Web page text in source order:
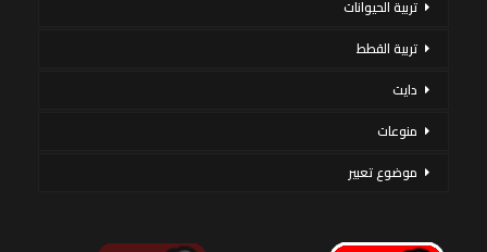
تربية الحيوانات
تربية القطط
دايت
منوعات
موضوع تعبير